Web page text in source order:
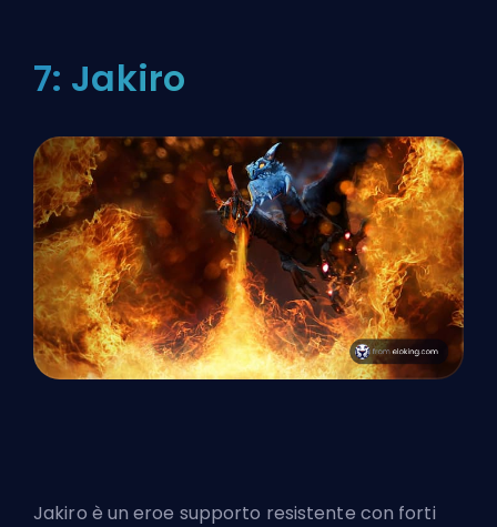
7: Jakiro
Jakiro è un eroe supporto resistente con forti